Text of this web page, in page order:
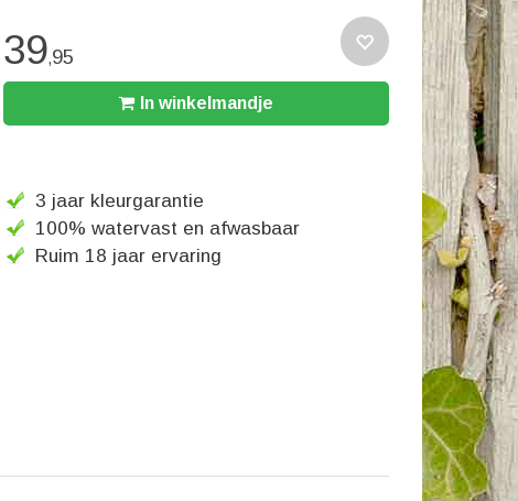
39,95
In winkelmandje
3 jaar kleurgarantie
100% watervast en afwasbaar
Ruim 18 jaar ervaring